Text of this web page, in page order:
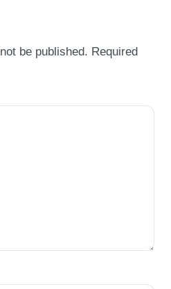
be published. Required